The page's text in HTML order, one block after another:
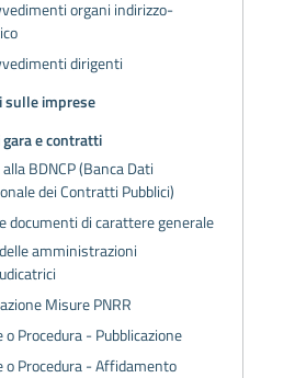
organi indirizzo-
dirigenti
sulle imprese
e contratti
BDNCP (Banca Dati
dei Contratti Pubblici)
documenti di carattere generale
amministrazioni
Misure PNRR
o Procedura - Pubblicazione
o Procedura - Affidamento